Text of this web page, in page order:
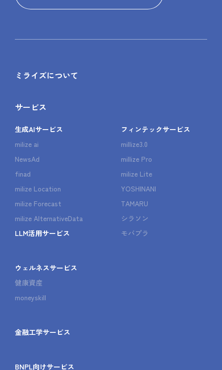
ミライズについて
サービス
生成AIサービス
milize ai
NewsAd
finad
milize Location
milize Forecast
milize AlternativeData
LLM活用サービス
フィンテックサービス
millize3.0
millize Pro
milize Lite
YOSHINANI
TAMARU
シラソン
モバプラ
ウェルネスサービス
健康資産
moneyskill
金融工学サービス
BNPL向けサービス